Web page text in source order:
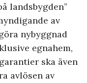
landsbygden”
av
nybyggnad
egnahem,
ska även
avlösen av